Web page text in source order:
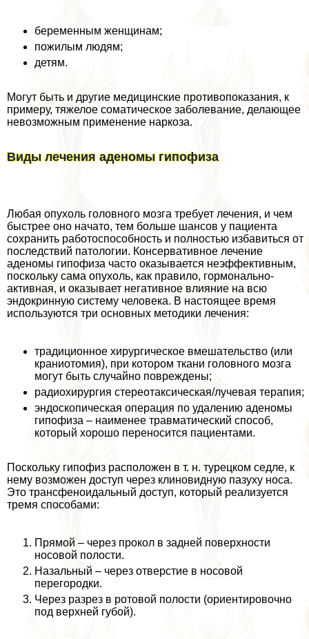
беременным женщинам;
пожилым людям;
детям.
Могут быть и другие медицинские противопоказания, к
примеру, тяжелое соматическое заболевание, делающее
невозможным применение наркоза.
Виды лечения аденомы гипофиза
Любая опухоль головного мозга требует лечения, и чем
быстрее оно начато, тем больше шансов у пациента
сохранить работоспособность и полностью избавиться от
последствий патологии. Консервативное лечение
аденомы гипофиза часто оказывается неэффективным,
поскольку сама опухоль, как правило, гормонально-
активная, и оказывает негативное влияние на всю
эндокринную систему человека. В настоящее время
используются три основных методики лечения:
традиционное хирургическое вмешательство (или
краниотомия), при котором ткани головного мозга
могут быть случайно повреждены;
радиохирургия стереотаксическая/лучевая терапия;
эндоскопическая операция по удалению аденомы
гипофиза – наименее травматический способ,
который хорошо переносится пациентами.
Поскольку гипофиз расположен в т. н. турецком седле, к
нему возможен доступ через клиновидную пазуху носа.
Это трaнcфеноидальный доступ, который реализуется
тремя способами:
Прямой – через прокол в задней поверхности
носовой полости.
Назальный – через отверстие в носовой
перегородки.
Через разрез в ротовой полости (ориентировочно
под верхней губой).